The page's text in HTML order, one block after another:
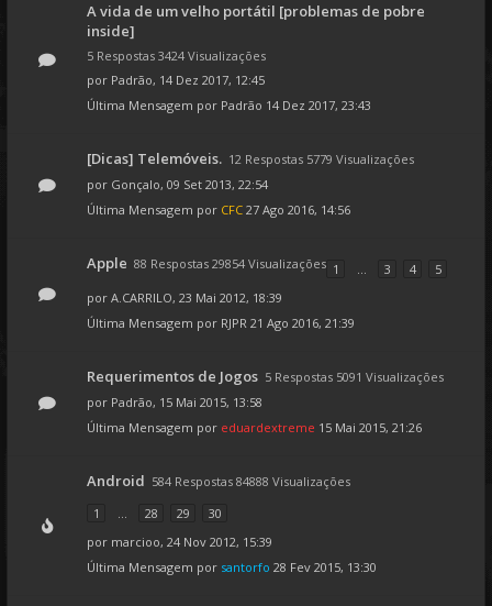
A vida de um velho portátil [problemas de pobre
inside]
5 Respostas 3424 Visualizações
por Padrão, 14 Dez 2017, 12:45
Última Mensagem por Padrão 14 Dez 2017, 23:43
[Dicas] Telemóveis. 12 Respostas 5779 Visualizações
por Gonçalo, 09 Set 2013, 22:54
Última Mensagem por CFC 27 Ago 2016, 14:56
Apple 88 Respostas 29854 Visualizações 1 ... 3 4
5
por A.CARRILO, 23 Mai 2012, 18:39
Última Mensagem por RJPR 21 Ago 2016, 21:39
Requerimentos de Jogos 5 Respostas 5091 Visualizações
por Padrão, 15 Mai 2015, 13:58
Última Mensagem por eduardextreme 15 Mai 2015, 21:26
Android 584 Respostas 84888 Visualizações
1
... 28 29
30
por marcioo, 24 Nov 2012, 15:39
Última Mensagem por santorfo 28 Fev 2015, 13:30